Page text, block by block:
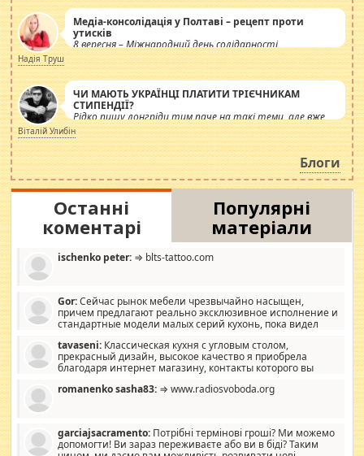
Медіа-консолідація у Полтаві – рецепт проти
утисків
8 вересня – Міжнародний день солідарності
журналістів.
Надія Труш
ЧИ МАЮТЬ УКРАЇНЦІ ПЛАТИТИ ТРІЄЧНИКАМ
СТИПЕНДІЇ?
Рідко пишу лонгріди тим паче на такі теми, але вже
просто дістало! Обурюють сьогоднішні інсенуації
навколо стипендіального питання. Штучно
роздувається ще одна соціальна катастрофа.
Віталій Улибін
Блоги
Останні
коментарі
Популярні
матеріали
ischenko peter: ⇒ blts-tattoo.com
Gor:Сейчас рынок мебели чрезвычайно насыщен,
причем предлагают реально эксклюзивное исполнение и
стандартные модели малых серий кухонь, пока видел
стандартные формы, в MebelOk, креативненько и что главное -
со вкусом все в порядке, без ненужных наворотов удорожающих
мебель, а это не последний фактор.
tavaseni: Классическая кухня с угловым столом,
прекрасный дизайн, высокое качество я приобрела
благодаря интернет магазину, контакты которого вы
romanenko sasha83: ⇒ www.radiosvoboda.org
garciajsacramento: Потрібні термінові гроші? Ми можемо
допомогти! Ви зараз переживаєте або ви в біді? Таким